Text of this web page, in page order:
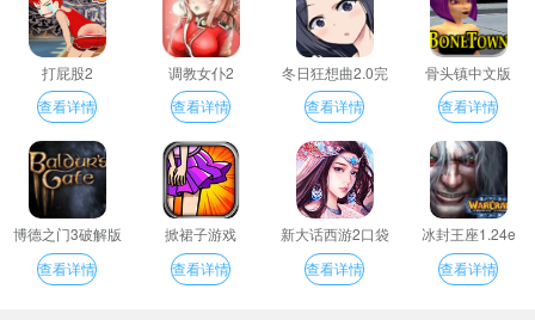
打屁股2
查看详情
调教女仆2
查看详情
冬日狂想曲2.0完
整汉化版
查看详情
骨头镇中文版
查看详情
博德之门3破解版
查看详情
掀裙子游戏
查看详情
新大话西游2口袋
版
查看详情
冰封王座1.24e
查看详情